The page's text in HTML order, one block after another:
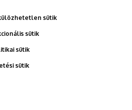
Kancellária
adatmódosítás igénylése a
sütik
sütik
sütik
sütik